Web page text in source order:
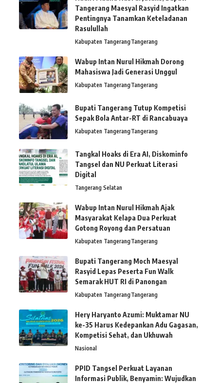
Tangerang Maesyal Rasyid Ingatkan
Pentingnya Tanamkan Keteladanan
Rasulullah
Kabupaten TangerangTangerang
Wabup Intan Nurul Hikmah Dorong
Mahasiswa Jadi Generasi Unggul
Kabupaten TangerangTangerang
Bupati Tangerang Tutup Kompetisi
Sepak Bola Antar-RT di Rancabuaya
Kabupaten TangerangTangerang
Tangkal Hoaks di Era AI, Diskominfo
Tangsel dan NU Perkuat Literasi
Digital
Tangerang Selatan
Wabup Intan Nurul Hikmah Ajak
Masyarakat Kelapa Dua Perkuat
Gotong Royong dan Persatuan
Kabupaten TangerangTangerang
Bupati Tangerang Moch Maesyal
Rasyid Lepas Peserta Fun Walk
Semarak HUT RI di Panongan
Kabupaten TangerangTangerang
Hery Haryanto Azumi: Muktamar NU
ke-35 Harus Kedepankan Adu Gagasan,
Kompetisi Sehat, dan Ukhuwah
Nasional
PPID Tangsel Perkuat Layanan
Informasi Publik, Benyamin: Wujudkan